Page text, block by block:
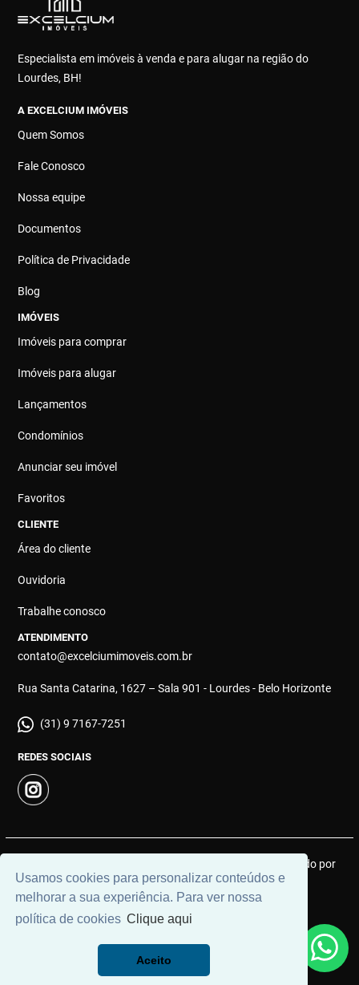
Usamos cookies para personalizar conteúdos e
melhorar a sua experiência. Para ver nossa
política de cookies Clique aqui
Aceito
Especialista em imóveis à venda e para alugar na região do
Lourdes, BH!
A EXCELCIUM IMÓVEIS
Quem Somos
Fale Conosco
Nossa equipe
Documentos
Política de Privacidade
Blog
IMÓVEIS
Imóveis para comprar
Imóveis para alugar
Lançamentos
Condomínios
Anunciar seu imóvel
Favoritos
CLIENTE
Área do cliente
Ouvidoria
Trabalhe conosco
ATENDIMENTO
contato@excelciumimoveis.com.br
Rua Santa Catarina, 1627 – Sala 901 - Lourdes - Belo Horizonte
(31) 9 7167-7251
REDES SOCIAIS
© 2026 | Excelcium Imóveis | CRECI: MGJ 9183 | Desenvolvido por
Universal Software.